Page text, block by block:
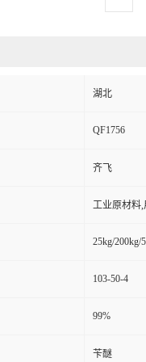
湖北
QF1756
齐飞
工业原材料
25kg/200kg/
103-50-4
99%
苄醚